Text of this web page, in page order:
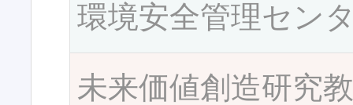
環境安全管理セン
未来価値創造研究